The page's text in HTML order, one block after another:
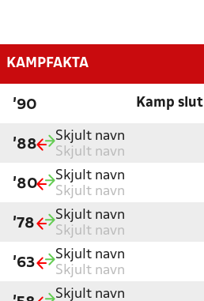
KAMPFAKTA
'90 Kamp slut
'88
Skjult navn
Skjult navn
'80
Skjult navn
Skjult navn
'78
Skjult navn
Skjult navn
'63
Skjult navn
Skjult navn
Skjult navn